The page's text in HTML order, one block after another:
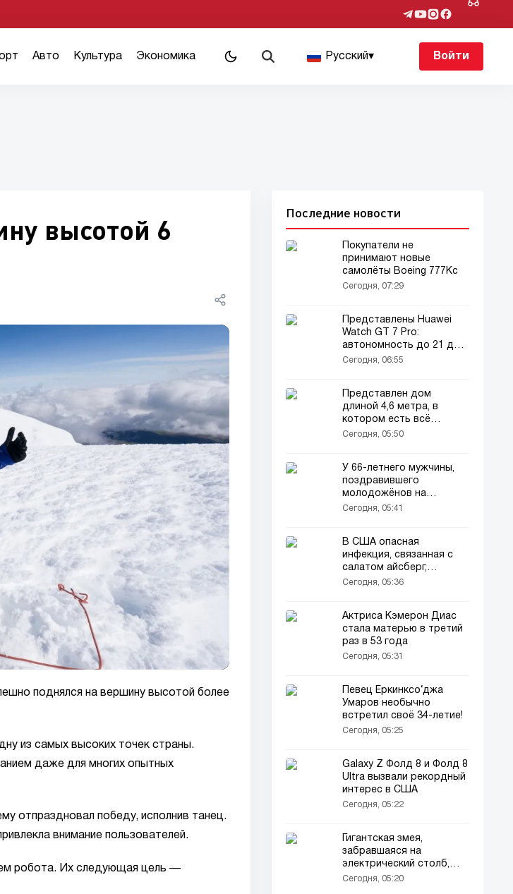
Авто Культура Экономика Русский▾ Войти
высотой 6
поднялся на вершину высотой более
из самых высоких точек страны.
даже для многих опытных
отпраздновал победу, исполнив танец.
внимание пользователей.
робота. Их следующая цель —
Последние новости
Покупатели не
принимают новые
самолёты Boeing 777Кс
Сегодня, 07:29
Представлены Huawei
Watch GT 7 Pro:
автономность до 21 дня
и новые функции
Сегодня, 06:55
Представлен дом
длиной 4,6 метра, в
котором есть всё
необходимое
Сегодня, 05:50
У 66-летнего мужчины,
поздравившего
молодожёнов на
свадьбе, возбудили
Сегодня, 05:41
В США опасная
инфекция, связанная с
салатом айсберг,
распространилась на 15
Сегодня, 05:36
Актриса Кэмерон Диас
стала матерью в третий
раз в 53 года
Сегодня, 05:31
Певец Ёркинксо‘джа
Умаров необычно
встретил своё 34-летие!
Сегодня, 05:25
Galaxy Z Фолд 8 и Фолд 8
Ultra вызвали рекордный
интерес в США
Сегодня, 05:22
Гигантская змея,
забравшаяся на
электрический столб,
погибла от удара током
Сегодня, 05:20